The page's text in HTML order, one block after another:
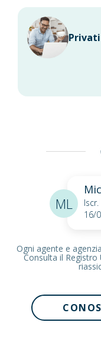
Privati
16/
ML
Ogni agente e
Consulta il Registro